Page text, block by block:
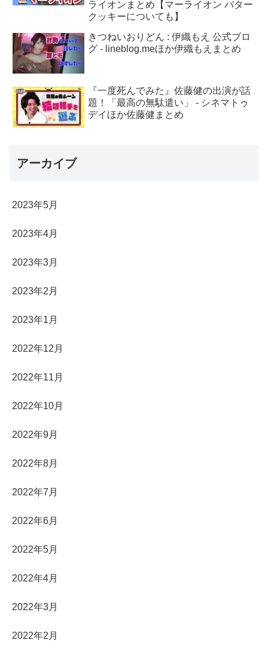
ライオンまとめ【マーライオン バター
クッキーについても】
きつねいおりどん : 伊織もえ 公式ブロ
グ - lineblog.meほか伊織もえまとめ
『一度死んでみた』佐藤健の出演が話
題！「最高の無駄遣い」 - シネマトゥ
デイほか佐藤健まとめ
アーカイブ
2023年5月
2023年4月
2023年3月
2023年2月
2023年1月
2022年12月
2022年11月
2022年10月
2022年9月
2022年8月
2022年7月
2022年6月
2022年5月
2022年4月
2022年3月
2022年2月